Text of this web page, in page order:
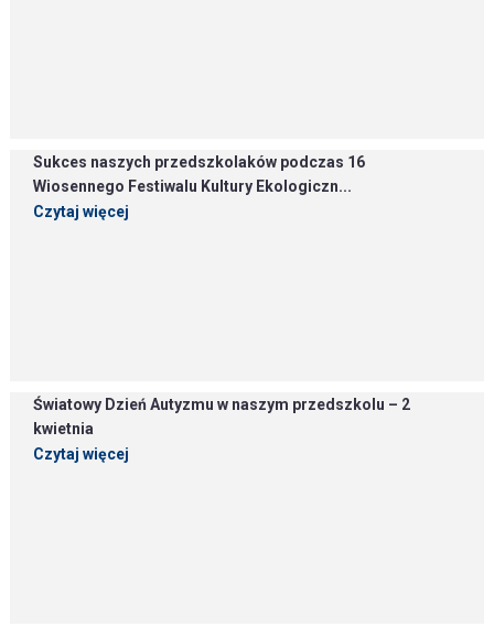
Sukces naszych przedszkolaków podczas 16
Wiosennego Festiwalu Kultury Ekologiczn...
Czytaj więcej
Światowy Dzień Autyzmu w naszym przedszkolu – 2
kwietnia
Czytaj więcej